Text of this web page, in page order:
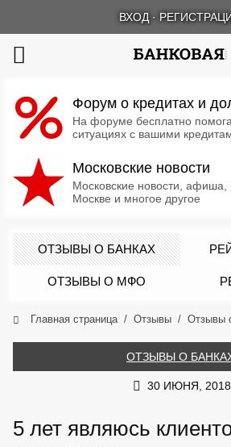
ВХОД ·
Форум о кредитах и
На форуме бесплатно
ситуациях с вашими
Московские новости
Московские новости, афиша,
Москве и многое другое
ОТЗЫВЫ О БАНКАХ
ОТЗЫВЫ О МФО
Главная страница Отзывы Отзывы
ОТЗЫВЫ О
30 ИЮНЯ, 2018
5 лет являюсь